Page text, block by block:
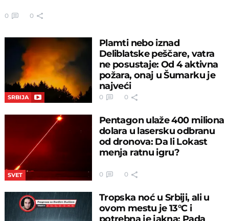
0 0
SRBIJA
Plamti nebo iznad
Deliblatske peščare, vatra
ne posustaje: Od 4 aktivna
požara, onaj u Šumarku je
najveći
0 0
SVET
Pentagon ulaže 400 miliona
dolara u lasersku odbranu
od dronova: Da li Lokast
menja ratnu igru?
0 0
Tropska noć u Srbiji, ali u
ovom mestu je 13°C i
potrebna je jakna: Pada